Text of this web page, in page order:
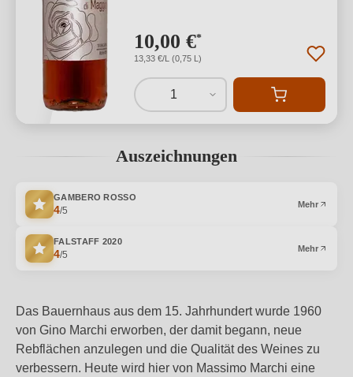
10,00 €*
13,33 €/L (0,75 L)
1
Auszeichnungen
GAMBERO ROSSO
4/5
Mehr
FALSTAFF 2020
4/5
Mehr
Das Bauernhaus aus dem 15. Jahrhundert wurde 1960
von Gino Marchi erworben, der damit begann, neue
Rebflächen anzulegen und die Qualität des Weines zu
verbessern. Heute wird hier von Massimo Marchi eine